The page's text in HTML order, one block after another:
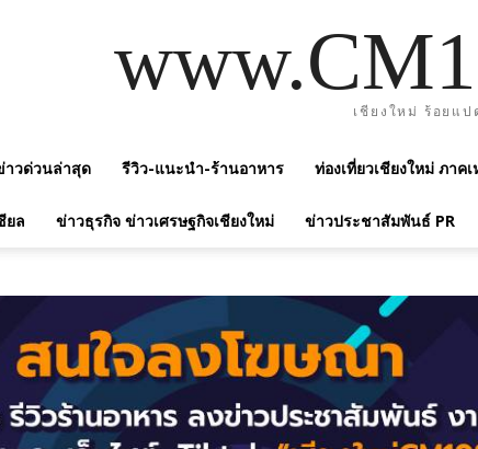
เชียงใหม่ ร้อยแป
าวด่วนล่าสุด รีวิว-แนะนำ-ร้านอาหาร ท่องเที่ยวเชียงใหม่ ภาค
ยล ข่าวธุรกิจ ข่าวเศรษฐกิจเชียงใหม่ ข่าวประชาสัมพันธ์ PR